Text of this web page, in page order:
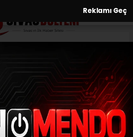
Reklamı Geç
Ağustos’ta uçak
ilavesi
GÜNDEM
- 10:05, Güncelleme: 31.07.2024
- 09:36